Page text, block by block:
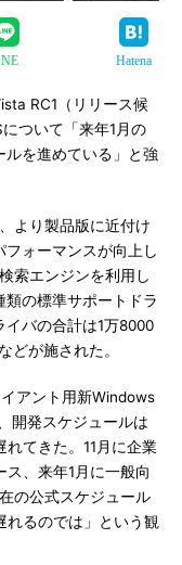
Hatena
RC1（リリース候
ついて「来年1月の
を進めている」と強
より製品版に近付け
ォーマンスが向上し
索エンジンを利用し
の標準サポートドラ
イバの合計は1万8000
どが施された。
アント用新Windows
開発スケジュールは
れてきた。11月に企業
ス、来年1月に一般向
の公式スケジュール
れるのでは」という観